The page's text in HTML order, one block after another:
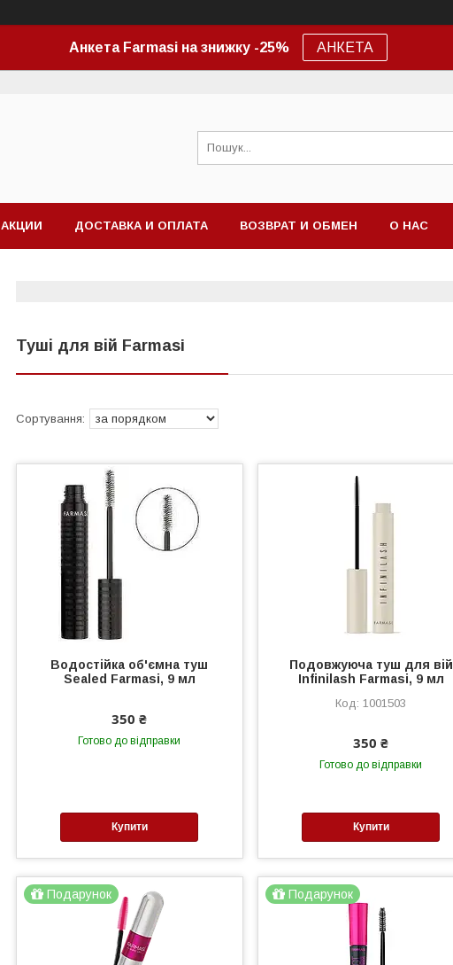
Анкета Farmasi на знижку -25% АНКЕТА
АКЦИИ ДОСТАВКА И ОПЛАТА ВОЗВРАТ И ОБМЕН О НАС
Туші для вій Farmasi
Водостійка об'ємна туш
Sealed Farmasi, 9 мл
350 ₴
Готово до відправки
Купити
Подовжуюча туш для вій
Infinilash Farmasi, 9 мл
1001503
350 ₴
Готово до відправки
Купити
Подарунок Подарунок